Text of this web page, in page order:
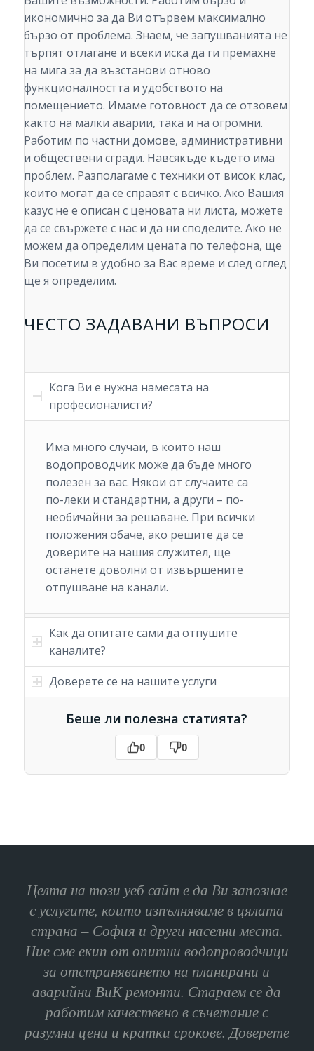
икономично за да Ви отървем максимално
бързо от проблема. Знаем, че запушванията не
търпят отлагане и всеки иска да ги премахне
на мига за да възстанови отново
функционалността и удобството на
помещението. Имаме готовност да се отзовем
както на малки аварии, така и на огромни.
Работим по частни домове, административни
и обществени сгради. Навсякъде където има
проблем. Разполагаме с техники от висок клас,
които могат да се справят с всичко. Ако Вашия
казус не е описан с ценовата ни листа, можете
да се свържете с нас и да ни споделите. Ако не
можем да определим цената по телефона, ще
Ви посетим в удобно за Вас време и след оглед
ще я определим.
ЧЕСТО ЗАДАВАНИ ВЪПРОСИ
Кога Ви е нужна намесата на
професионалисти?
Има много случаи, в които наш
водопроводчик може да бъде много
полезен за вас. Някои от случаите са
по-леки и стандартни, а други – по-
необичайни за решаване. При всички
положения обаче, ако решите да се
доверите на нашия служител, ще
останете доволни от извършените
отпушване на канали.
Как да опитате сами да отпушите
каналите?
Доверете се на нашите услуги
Беше ли полезна статията?
0 0
Целта на този уеб сайт е да Ви запознае
с услугите, които изпълняваме в цялата
страна – София и други населни места.
Ние сме екип от опитни водопроводчици
за отстраняването на планирани и
аварийни ВиК ремонти. Стараем се да
работим качествено в съчетание с
разумни цени и кратки срокове. Доверете